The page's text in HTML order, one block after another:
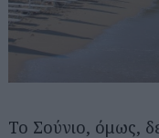
Το Σούνιο, όμως,